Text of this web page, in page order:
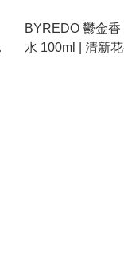
BYREDO 鬱金
水 100ml | 清新